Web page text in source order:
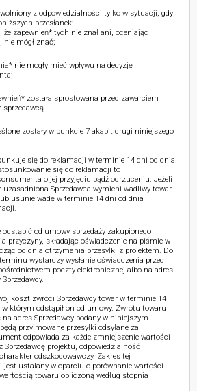
z odpowiedzialności tylko w sytuacji, gdy
przesłanek:
że zapewnień* tych nie znał ani, oceniając
nie mógł znać;
nie mogły mieć wpływu na decyzję
została sprostowana przed zawarciem
sprzedawcą.
zostały w punkcie 7 akapit drugi niniejszego
się do reklamacji w terminie 14 dni od dnia
się do reklamacji to
o jej przyjęciu bądź odrzuceniu. Jeżeli
uzasadniona Sprzedawca wymieni wadliwy towar
usunie wadę w terminie 14 dni od dnia
od umowy sprzedaży zakupionego
przyczyny, składając oświadczenie na piśmie w
od dnia otrzymania przesyłki z projektem. Do
wystarczy wysłanie oświadczenia przed
poczty elektronicznej albo na adres
koszt zwróci Sprzedawcy towar w terminie 14
którym odstąpił on od umowy. Zwrotu towaru
na adres Sprzedawcy podany w niniejszym
przyjmowane przesyłki odsyłane za
odpowiada za każde zmniejszenie wartości
Sprzedawcę projektu, odpowiedzialność
odszkodowawczy. Zakres tej
jest ustalany w oparciu o porównanie wartości
towaru obliczoną według stopnia